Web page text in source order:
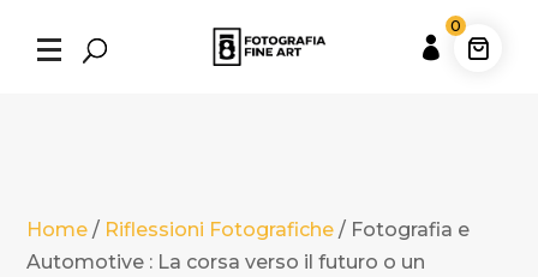

Home / Riflessioni Fotografiche / Fotografia e
Automotive : La corsa verso il futuro o un
0